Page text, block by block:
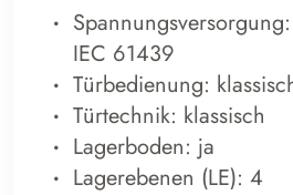
IEC 61439
Türbedienung:
Türtechnik: klassisch
Lagerboden: ja
Lagerebenen (LE): 4